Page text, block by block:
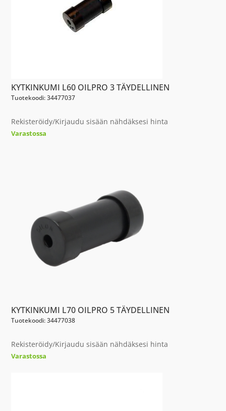
KYTKINKUMI L60 OILPRO 3 TÄYDELLINEN
Tuotekoodi: 34477037
Rekisteröidy/Kirjaudu sisään nähdäksesi hinta
Varastossa
KYTKINKUMI L70 OILPRO 5 TÄYDELLINEN
Tuotekoodi: 34477038
Rekisteröidy/Kirjaudu sisään nähdäksesi hinta
Varastossa